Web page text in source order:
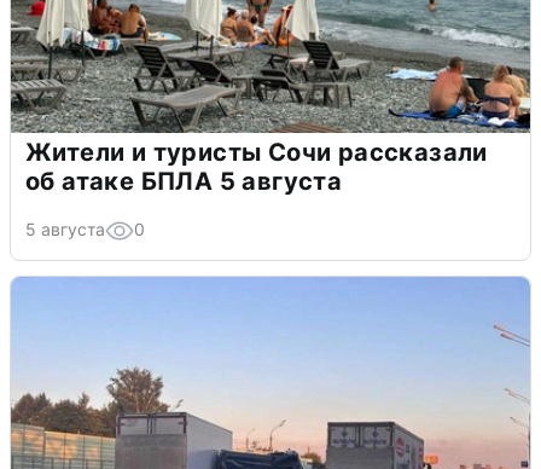
Жители и туристы Сочи рассказали
об атаке БПЛА 5 августа
5 августа 0